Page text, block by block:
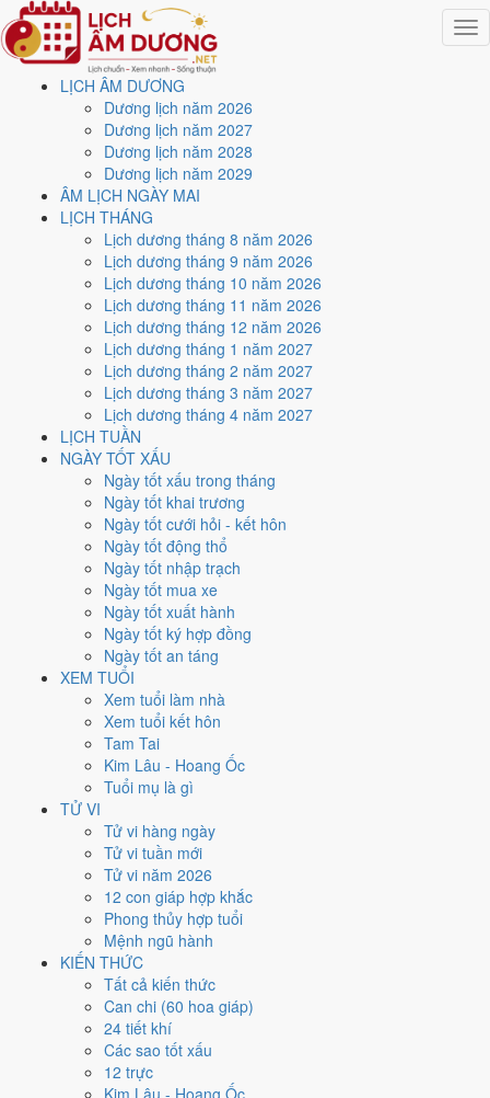
LỊCH ÂM DƯƠNG
Dương lịch năm 2026
Dương lịch năm 2027
Dương lịch năm 2028
Dương lịch năm 2029
ÂM LỊCH NGÀY MAI
LỊCH THÁNG
Lịch dương tháng 8 năm 2026
Lịch dương tháng 9 năm 2026
Lịch dương tháng 10 năm 2026
Lịch dương tháng 11 năm 2026
Lịch dương tháng 12 năm 2026
Lịch dương tháng 1 năm 2027
Lịch dương tháng 2 năm 2027
Lịch dương tháng 3 năm 2027
Lịch dương tháng 4 năm 2027
LỊCH TUẦN
NGÀY TỐT XẤU
Ngày tốt xấu trong tháng
Ngày tốt khai trương
Ngày tốt cưới hỏi - kết hôn
Ngày tốt động thổ
Ngày tốt nhập trạch
Ngày tốt mua xe
Ngày tốt xuất hành
Ngày tốt ký hợp đồng
Ngày tốt an táng
XEM TUỔI
Xem tuổi làm nhà
Xem tuổi kết hôn
Tam Tai
Kim Lâu - Hoang Ốc
Tuổi mụ là gì
TỬ VI
Tử vi hàng ngày
Tử vi tuần mới
Tử vi năm 2026
12 con giáp hợp khắc
Phong thủy hợp tuổi
Mệnh ngũ hành
KIẾN THỨC
Tất cả kiến thức
Can chi (60 hoa giáp)
24 tiết khí
Các sao tốt xấu
12 trực
Kim Lâu - Hoang Ốc
Trang chủ
Lịch năm 2026
Tháng 9/2026
Ngày 4/9/2026 (Tân Tỵ)
Xem ngày4/9/2026
lịch - Ngày 23/7 âm lịch
(Tân Tỵ) tốt hay xấu?
Ngày 4/9/2026 dương lịch (Thứ Sáu) là ngày 23/7/2026 âm lịch
Tân Tỵ- Chi khắc Can, Trực Thâu, Sao Lâu, nạp âm Bạch
Lạp Kim. Tổng hòa, đây làNgày Bình Hòavới điểm trung bình
cho các việc quan trọng. Giờ Hoàng Đạo trong ngày:
Mùi, Tuất, Hợi.
Ngày Dương
Tháng 9 năm 2026
Tháng 7 âm năm 2026
Tiết Xử Thử
Mậu Tý
Bính Ngọ
Ngày Tân Tỵ có TrựcThâu(ngày thu hoạch, tích trữ) và gặp Sao
Quang (Thiên Đức) hoàng đạo
Ngày Bình Hòa , phù hợp với công việc thường ngày.
Dậu, Sửu, Thân hợp ngày; tuổi
Ngày 4/9/2026 tốt hay xấu cho
việc gì?
Ngày 4/9/2026 đạt 6.4/10trung bình cho 7 việc chính: cao nhất là
hợp đồng - giao ước (9/10)
. Trực Thâu (ngày thu hoạch, tích trữ) và gặp Sao Bảo Quang